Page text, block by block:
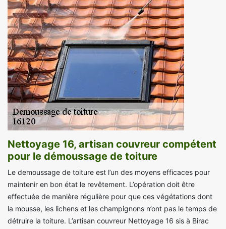
Nettoyage 16, artisan couvreur compétent
pour le démoussage de toiture
Le demoussage de toiture est l’un des moyens efficaces pour
maintenir en bon état le revêtement. L’opération doit être
effectuée de manière régulière pour que ces végétations dont
la mousse, les lichens et les champignons n’ont pas le temps de
détruire la toiture. L’artisan couvreur Nettoyage 16 sis à Birac